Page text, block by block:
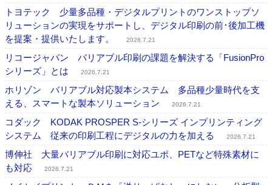
トヨテック 少量多品種・デジタルプリントのワンストップソ
リューションの実現をサポートし、デジタル印刷の前･後加工機
を提案・提供いたします。
2026.7.21
リコージャパン バリアブル印刷の課題を解決する「FusionPro
シリーズ」とは
2026.7.21
ホリゾン バリアブル対応製本システム 多品種少量時代を支
える、スマートな製本ソリューション
2026.7.21
コダック KODAK PROSPER S-シリーズ インプリンティング
システム 従来の印刷工程にデジタルの力を加える
2026.7.21
博伸社 大量バリアブル印刷に対応ユポ、PETなど特殊素材に
も対応
2026.7.21